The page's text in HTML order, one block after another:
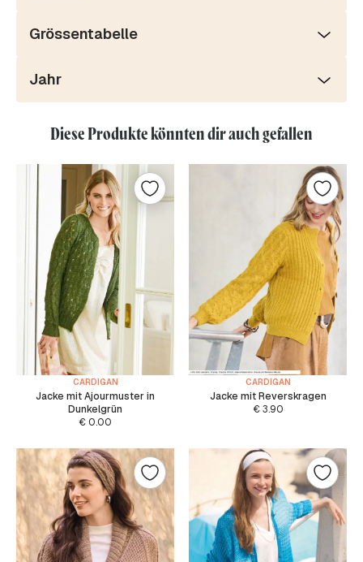
Grössentabelle
Jahr
Diese Produkte könnten dir auch gefallen
CARDIGAN
Jacke mit Ajourmuster in
Dunkelgrün
€ 0.00
CARDIGAN
Jacke mit Reverskragen
€3.90